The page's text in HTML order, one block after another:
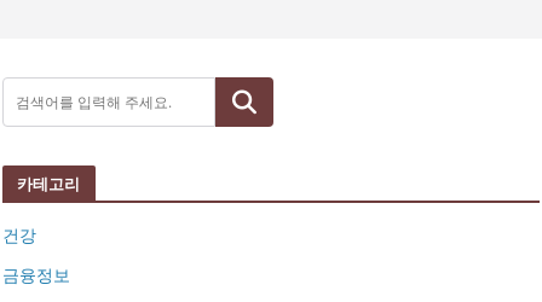
검색
카테고리
건강
금융정보